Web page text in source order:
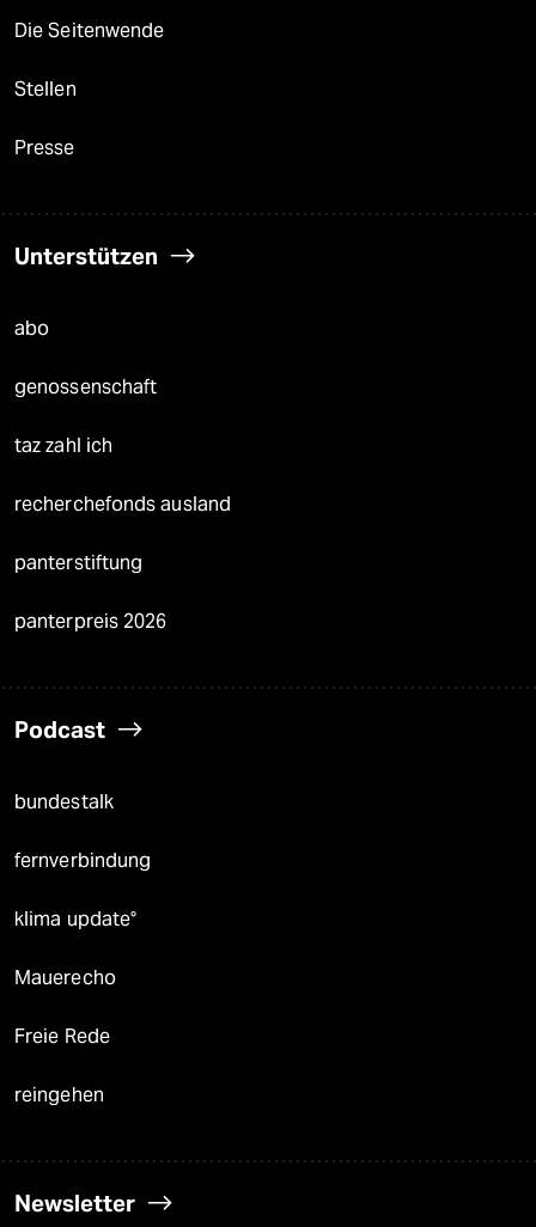
Die Seitenwende
Stellen
Presse
Unterstützen
abo
genossenschaft
taz zahl ich
recherchefonds ausland
panterstiftung
panterpreis 2026
Podcast
bundestalk
fernverbindung
klima update°
Mauerecho
Freie Rede
reingehen
Newsletter